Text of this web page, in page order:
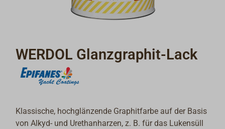
WERDOL Glanzgraphit-Lack
Klassische, hochglänzende Graphitfarbe auf der Basis
von Alkyd- und Urethanharzen, z. B. für das Lukensüll